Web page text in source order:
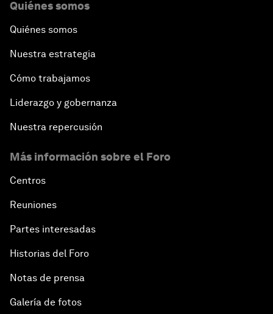
Quiénes somos
Quiénes somos
Nuestra estrategia
Cómo trabajamos
Liderazgo y gobernanza
Nuestra repercusión
Más información sobre el Foro
Centros
Reuniones
Partes interesadas
Historias del Foro
Notas de prensa
Galería de fotos